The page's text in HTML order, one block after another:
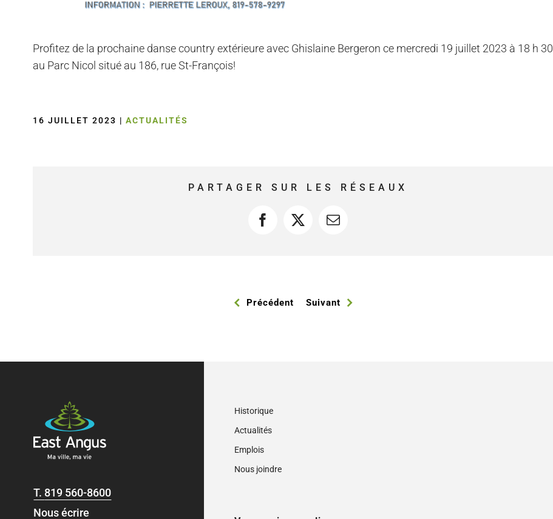
Profitez de la prochaine danse country extérieure avec Ghislaine Bergeron ce mercredi 19 juillet 2023 à 18 h 30
au Parc Nicol situé au 186, rue St-François!
16 JUILLET 2023 | ACTUALITÉS
PARTAGER SUR LES RÉSEAUX
Facebook
X Courriel
Précédent Suivant
T. 819 560-8600
Nous écrire
Historique
Actualités
Emplois
Nous joindre